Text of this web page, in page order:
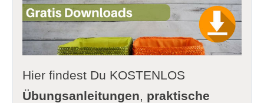
Hier findest Du KOSTENLOS
Übungsanleitungen, praktische